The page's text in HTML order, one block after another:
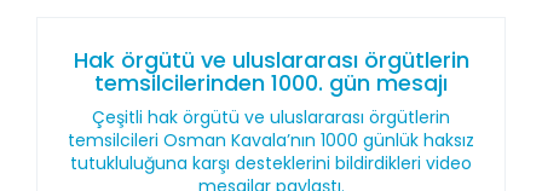
Hak örgütü ve uluslararası örgütlerin
temsilcilerinden 1000. gün mesajı
Çeşitli hak örgütü ve uluslararası örgütlerin
temsilcileri Osman Kavala’nın 1000 günlük haksız
tutukluluğuna karşı desteklerini bildirdikleri video
mesajlar paylaştı.